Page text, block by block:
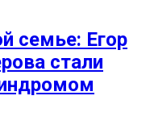
семье: Егор
стали